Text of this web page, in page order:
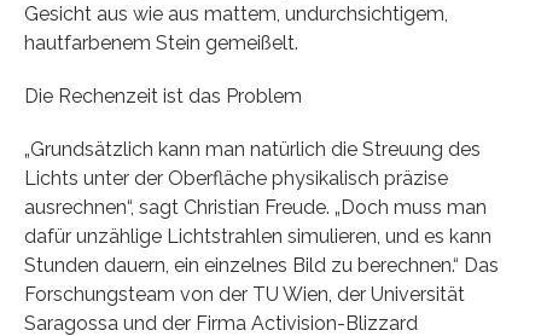
Gesicht aus wie aus mattem, undurchsichtigem,
hautfarbenem Stein gemeißelt.
Die Rechenzeit ist das Problem
„Grundsätzlich kann man natürlich die Streuung des
Lichts unter der Oberfläche physikalisch präzise
ausrechnen“, sagt Christian Freude. „Doch muss man
dafür unzählige Lichtstrahlen simulieren, und es kann
Stunden dauern, ein einzelnes Bild zu berechnen.“ Das
Forschungsteam von der TU Wien, der Universität
Saragossa und der Firma Activision-Blizzard